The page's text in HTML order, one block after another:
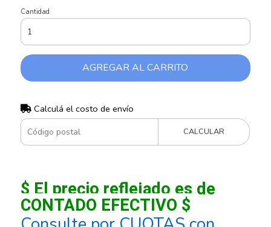
Cantidad
AGREGAR AL CARRITO
Calculá el costo de envío
CALCULAR
$ El precio reflejado es de
CONTADO EFECTIVO $